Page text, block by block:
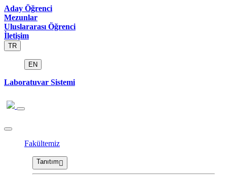
Aday Öğrenci
Mezunlar
Uluslararası Öğrenci
İletişim
TR
EN
Laboratuvar Sistemi
Fakültemiz
Tanıtım